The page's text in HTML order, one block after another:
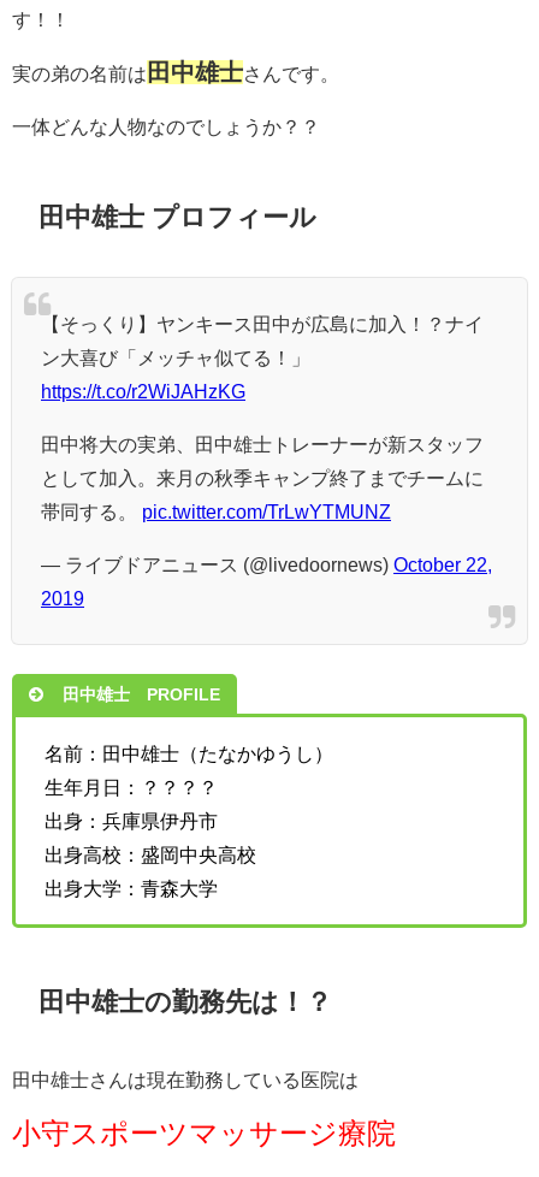
す！！
実の弟の名前は 田中雄士さんです。
一体どんな人物なのでしょうか？？
田中雄士 プロフィール
【そっくり】ヤンキース田中が広島に加入！？ナイ
ン大喜び「メッチャ似てる！」
https://t.co/r2WiJAHzKG
田中将大の実弟、田中雄士トレーナーが新スタッフ
として加入。来月の秋季キャンプ終了までチームに
帯同する。 pic.twitter.com/TrLwYTMUNZ
— ライブドアニュース (@livedoornews) October 22,
2019
田中雄士 PROFILE
名前：田中雄士（たなかゆうし）
生年月日：？？？？
出身：兵庫県伊丹市
出身高校：盛岡中央高校
出身大学：青森大学
田中雄士の勤務先は！？
田中雄士さんは現在勤務している医院は
小守スポーツマッサージ療院